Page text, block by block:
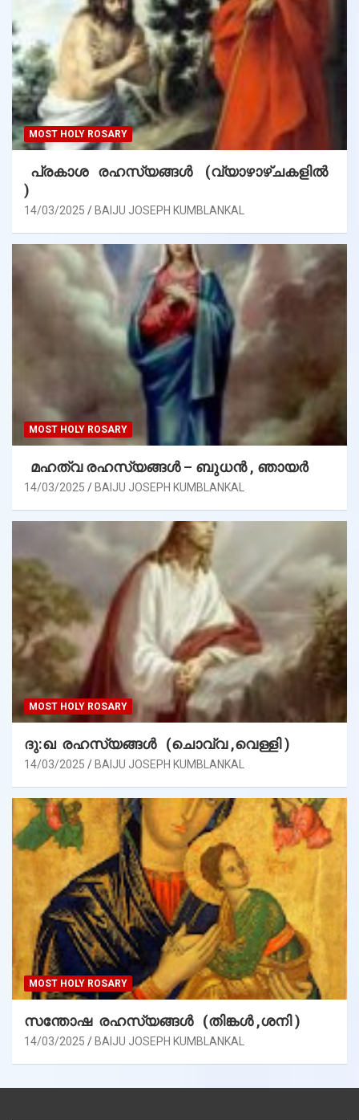
MOST HOLY ROSARY
പ്രകാശ രഹസ്യങ്ങൾ (വ്യാഴാഴ്ചകളിൽ
)
14/03/2025 BAIJU JOSEPH KUMBLANKAL
MOST HOLY ROSARY
മഹത്വ രഹസ്യങ്ങള്‍ – ബുധൻ , ഞായർ
14/03/2025 BAIJU JOSEPH KUMBLANKAL
MOST HOLY ROSARY
ദു:ഖ രഹസ്യങ്ങൾ (ചൊവ്വ ,വെള്ളി )
14/03/2025 BAIJU JOSEPH KUMBLANKAL
MOST HOLY ROSARY
സന്തോഷ രഹസ്യങ്ങൾ (തിങ്കൾ ,ശനി )
14/03/2025 BAIJU JOSEPH KUMBLANKAL